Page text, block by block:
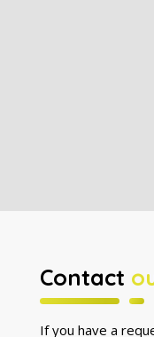
Contact
If you have a